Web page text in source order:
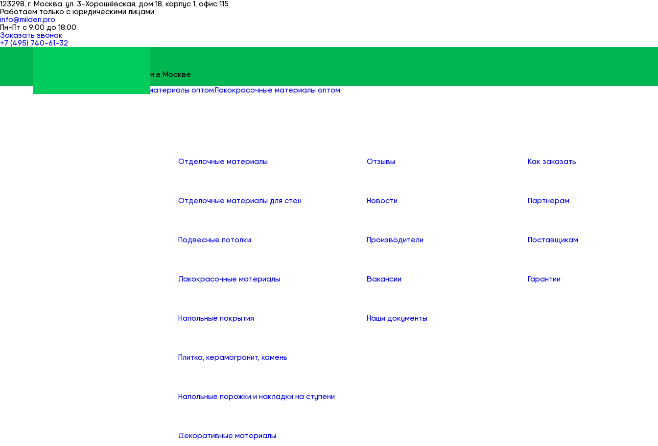
123298, г. Москва, ул. 3-Хорошёвская, дом 18, корпус 1, офис 115
Работаем только с юридическими лицами
info@milden.pro
Пн-Пт с 9:00 до 18:00
Заказать звонок
+7 (495) 740-61-32
Строительные материалы оптом в Москве
Отделочные материалы
Отделочные материалы для стен
Подвесные потолки
Лакокрасочные материалы
Напольные покрытия
Плитка, керамогранит, камень
Напольные порожки и накладки на ступени
Декоративные материалы
Отзывы
Новости
Производители
Вакансии
Наши документы
Как заказать
Партнерам
Поставщикам
Гарантии
Отделочные материалы оптомЛакокрасочные материалы оптом